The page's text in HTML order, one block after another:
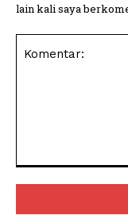
lain kali saya